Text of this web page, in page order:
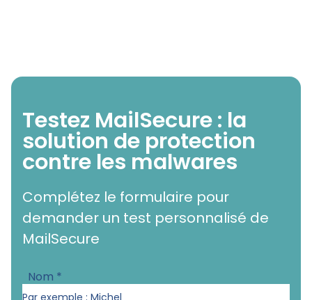
Testez MailSecure : la
solution de protection
contre les malwares
Complétez le formulaire pour
demander un test personnalisé de
MailSecure
Nom *